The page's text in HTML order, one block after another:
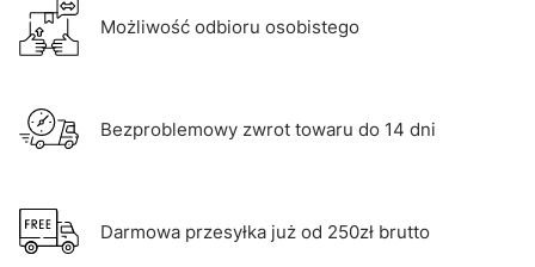
Możliwość odbioru osobistego
Bezproblemowy zwrot towaru do 14 dni
Darmowa przesyłka już od 250zł brutto